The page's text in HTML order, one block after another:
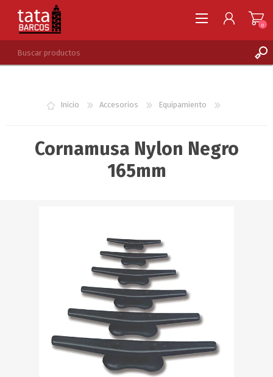
LISTA DE DESEOS
0
Inicio Accesorios Equipamiento
Cornamusa Nylon Negro
165mm